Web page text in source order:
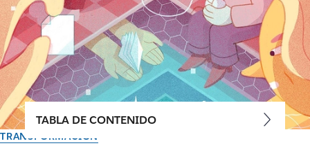
TRANSFORMACIÓN
TABLA DE CONTENIDO